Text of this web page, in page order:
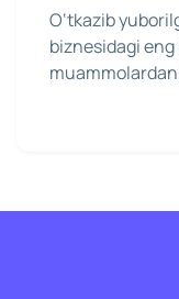
O‘tkazib
biznesidagi
muammolardan